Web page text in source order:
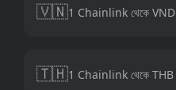
🇻🇳1 Chainlink থেকে VND
🇹🇭1 Chainlink থেকে THB